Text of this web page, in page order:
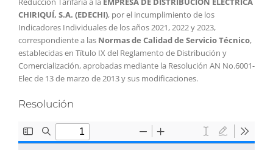
CHIRIQUÍ, S.A. (EDECHI), por el incumplimiento de los
Indicadores Individuales de los años 2021, 2022 y 2023,
correspondiente a las Normas de Calidad de Servicio Técnico,
establecidas en Título IX del Reglamento de Distribución y
Comercialización, aprobadas mediante la Resolución AN No.6001-
Elec de 13 de marzo de 2013 y sus modificaciones.
Resolución